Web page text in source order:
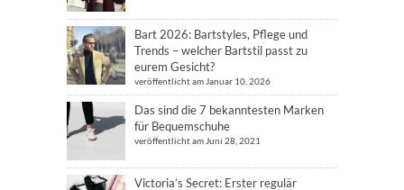
Bart 2026: Bartstyles, Pflege und
Trends – welcher Bartstil passt zu
eurem Gesicht?
veröffentlicht am Januar 10, 2026
Das sind die 7 bekanntesten Marken
für Bequemschuhe
veröffentlicht am Juni 28, 2021
Victoria’s Secret: Erster regulär